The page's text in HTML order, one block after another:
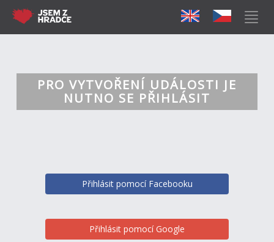
PRO VYTVOŘENÍ UDÁLOSTI JE
NUTNO SE PŘIHLÁSIT
Přihlásit pomocí Facebooku
Přihlásit pomocí Google